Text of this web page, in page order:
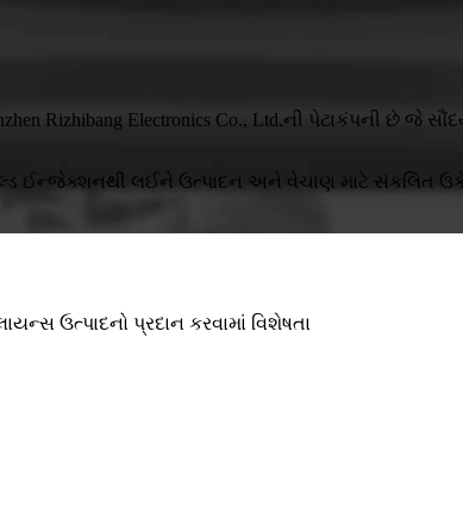
Rizhibang Electronics Co., Ltd.ની પેટાકંપની
ઈન્જેક્શનથી લઈને ઉત્પાદન અને વેચાણ માટે સંકલિત
ઉત્પાદનો પ્રદાન કરવામાં વિશેષતા